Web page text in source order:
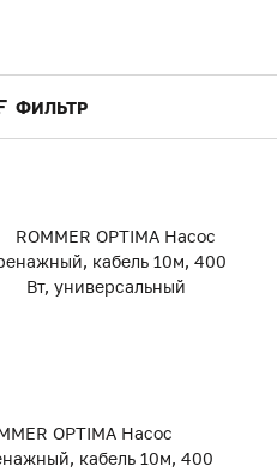
ФИЛЬТР
OPTIMA Насос
кабель 10м, 400